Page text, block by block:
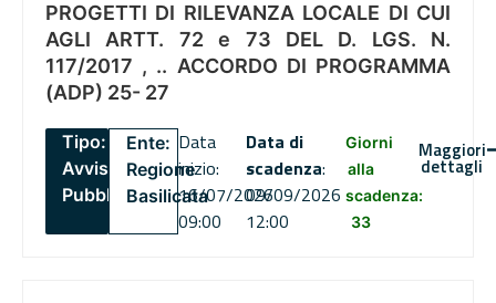
PROGETTI DI RILEVANZA LOCALE DI CUI
AGLI ARTT. 72 e 73 DEL D. LGS. N.
117/2017 , .. ACCORDO DI PROGRAMMA
(ADP) 25- 27
Tipo:
Avviso
Pubblico
Ente:
Regione
Basilicata
Data
inizio:
16/07/2026
09:00
Data di
scadenza:
09/09/2026
12:00
Giorni
alla
scadenza:
33
Maggiori
dettagli